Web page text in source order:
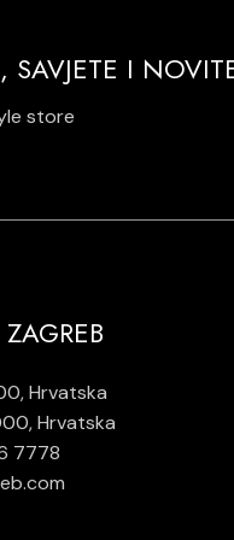
SAVJETE I
store
Hrvatska
Hrvatska
7778